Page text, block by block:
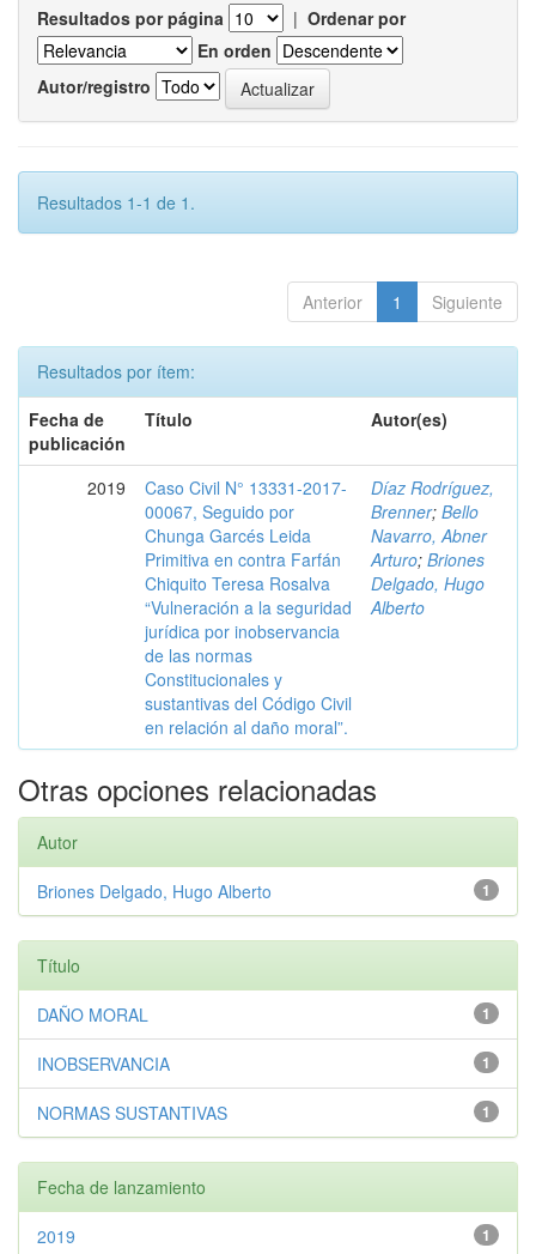
Resultados por página | Ordenar por
En orden
Autor/registro
Resultados 1-1 de 1.
Anterior 1 Siguiente
Resultados por ítem:
Fecha de
publicación
Título Autor(es)
2019
Caso Civil N° 13331-2017-
00067, Seguido por
Chunga Garcés Leida
Primitiva en contra Farfán
Chiquito Teresa Rosalva
“Vulneración a la seguridad
jurídica por inobservancia
de las normas
Constitucionales y
sustantivas del Código Civil
en relación al daño moral”.
Díaz Rodríguez,
Brenner; Bello
Navarro, Abner
Arturo; Briones
Delgado, Hugo
Alberto
Otras opciones relacionadas
Autor
1
Briones Delgado, Hugo Alberto
Título
1
DAÑO MORAL
1
INOBSERVANCIA
1
NORMAS SUSTANTIVAS
Fecha de lanzamiento
1
2019